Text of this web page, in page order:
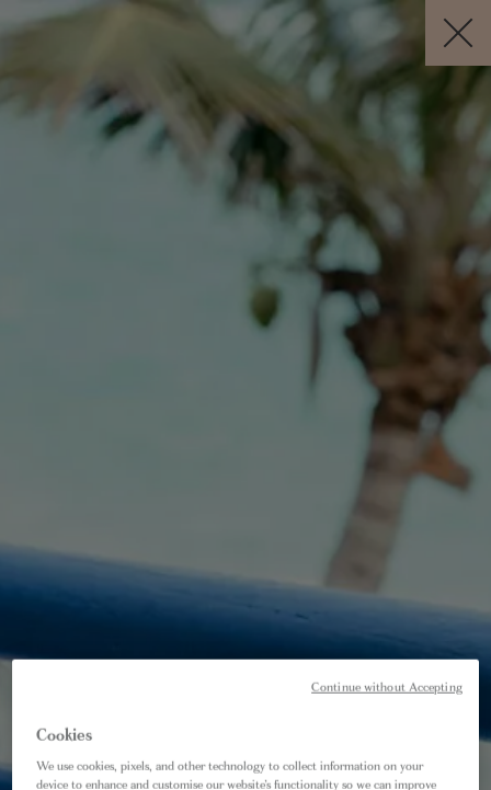
Annulation Gratuite *
to enhance your experience and make
your visit easier and more comfortable.
Cookies
We use cookies, pixels, and other technology to collect information on your
device to enhance and customise our website’s functionality so we can improve
Continue without Accepting